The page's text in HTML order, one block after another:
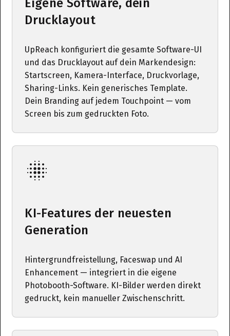
Eigene Software, dein
Drucklayout
UpReach konfiguriert die gesamte Software-UI
und das Drucklayout auf dein Markendesign:
Startscreen, Kamera-Interface, Druckvorlage,
Sharing-Links. Kein generisches Template.
Dein Branding auf jedem Touchpoint — vom
Screen bis zum gedruckten Foto.
KI-Features der neuesten
Generation
Hintergrundfreistellung, Faceswap und AI
Enhancement — integriert in die eigene
Photobooth-Software. KI-Bilder werden direkt
gedruckt, kein manueller Zwischenschritt.